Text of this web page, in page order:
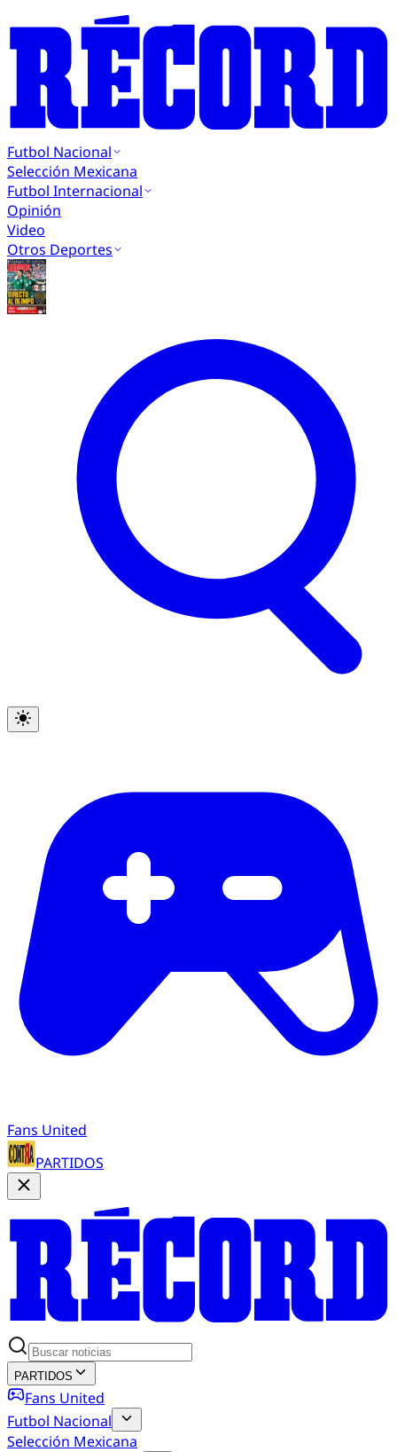
Futbol Nacional
Selección Mexicana
Futbol Internacional
Opinión
Video
Otros Deportes
Fans United
PARTIDOS
PARTIDOS
Fans United
Futbol Nacional
Selección Mexicana